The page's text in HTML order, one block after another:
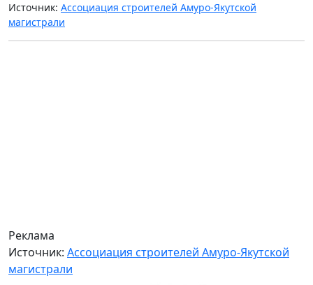
Источник: Ассоциация строителей Амуро-Якутской
магистрали
Реклама
Источник: Ассоциация строителей Амуро-Якутской
магистрали